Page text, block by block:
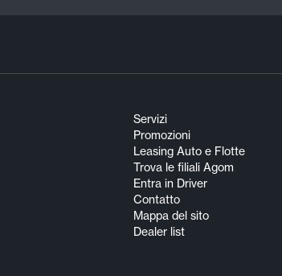
Servizi
Promozioni
Leasing Auto e Flotte
Trova le filiali Agom
Entra in Driver
Contatto
Mappa del sito
Dealer list